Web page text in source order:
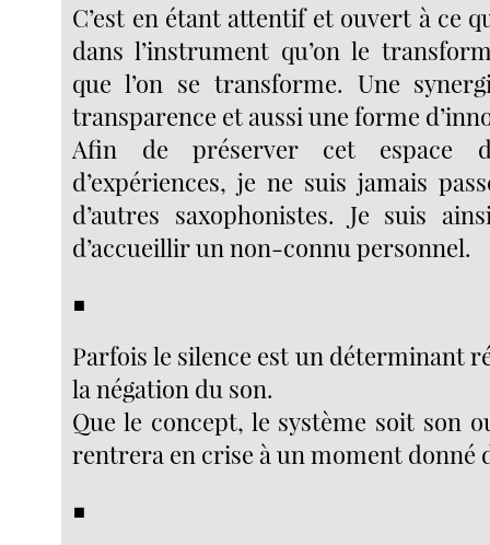
C’est en étant attentif et ouvert à ce
dans l’instrument qu’on le
que l’on se transforme. Une
transparence et aussi une forme
Afin de préserver cet espace
d’expériences, je ne suis jamais
d’autres saxophonistes. Je suis
d’accueillir un non-connu personnel.
■
Parfois le silence est un déterminant
la négation du son.
Que le concept, le système soit son
rentrera en crise à un moment donné
■